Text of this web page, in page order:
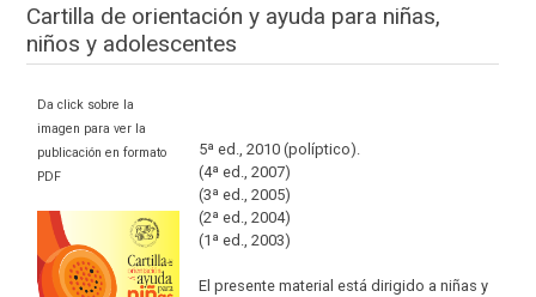
Cartilla de orientación y ayuda para niñas,
niños y adolescentes
Da click sobre la
imagen para ver la
publicación en formato
PDF
5ª ed., 2010 (políptico).
(4ª ed., 2007)
(3ª ed., 2005)
(2ª ed., 2004)
(1ª ed., 2003)
El presente material está dirigido a niñas y